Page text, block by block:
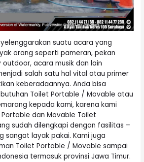
suatu acara yang
orang seperti pameran, pekan
acara musik dan lain
salah satu hal vital atau primer
keberadaannya. Anda bisa
Toilet Portable / Movable atau
kepada kami, karena kami
dan Movable Toilet
sudah dilengkapi dengan fasilitas –
sangat layak pakai. Kami juga
Toilet Portable / Movable sampai
termasuk provinsi Jawa Timur.